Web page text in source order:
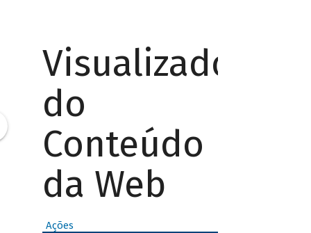
Visualizador
do
Conteúdo
da Web
Ações